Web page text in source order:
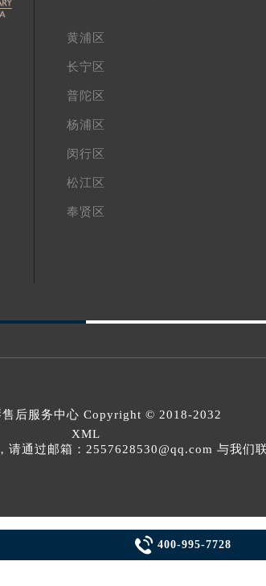
黄浦区
长宁区
普陀区
杨浦区
闵行区
松江区
奉贤区
后服务中心 Copyright © 2018-2032
XML
通过邮箱：2557628530@qq.com 与我们
 400-995-7728